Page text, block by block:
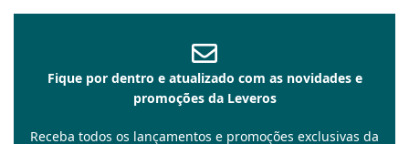
Fique por dentro e atualizado com as novidades e
promoções da Leveros
Receba todos os lançamentos e promoções exclusivas da